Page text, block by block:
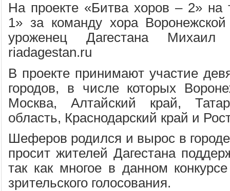
На проекте «Битва хоров – 2» на
1» за команду хора Воронежской
уроженец Дагестана
riadagestan.ru
В проекте принимают участие
городов, в числе которых
Москва, Алтайский край,
область, Краснодарский край и
Шеферов родился и вырос в
просит жителей Дагестана
так как многое в данном
зрительского голосования.